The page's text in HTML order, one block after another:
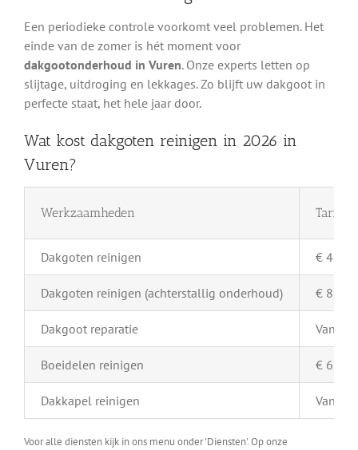
Een periodieke controle voorkomt veel problemen. Het
einde van de zomer is hét moment voor
dakgootonderhoud in Vuren. Onze experts letten op
slijtage, uitdroging en lekkages. Zo blijft uw dakgoot in
perfecte staat, het hele jaar door.
Wat kost dakgoten reinigen in 2026 in
Vuren?
Werkzaamheden Tarief
Dakgoten reinigen € 4,-
Dakgoten reinigen (achterstallig onderhoud) € 8,-
Dakgoot reparatie Vanaf
Boeidelen reinigen € 6,-
Dakkapel reinigen Vanaf
Voor alle diensten kijk in ons menu onder 'Diensten'. Op onze